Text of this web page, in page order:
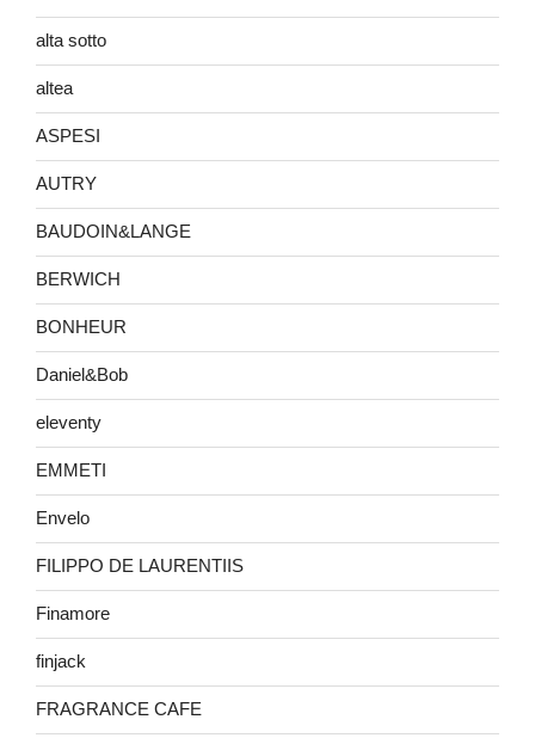
alta sotto
altea
ASPESI
AUTRY
BAUDOIN&LANGE
BERWICH
BONHEUR
Daniel&Bob
eleventy
EMMETI
Envelo
FILIPPO DE LAURENTIIS
Finamore
finjack
FRAGRANCE CAFE